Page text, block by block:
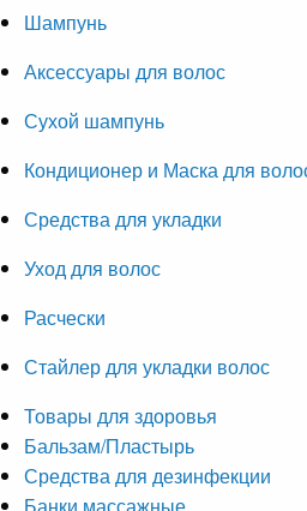
Шампунь
Аксессуары для волос
Сухой шампунь
Кондиционер и Маска для
Средства для укладки
Уход для волос
Расчески
Стайлер для укладки волос
Товары для здоровья
Бальзам/Пластырь
Средства для дезинфекции